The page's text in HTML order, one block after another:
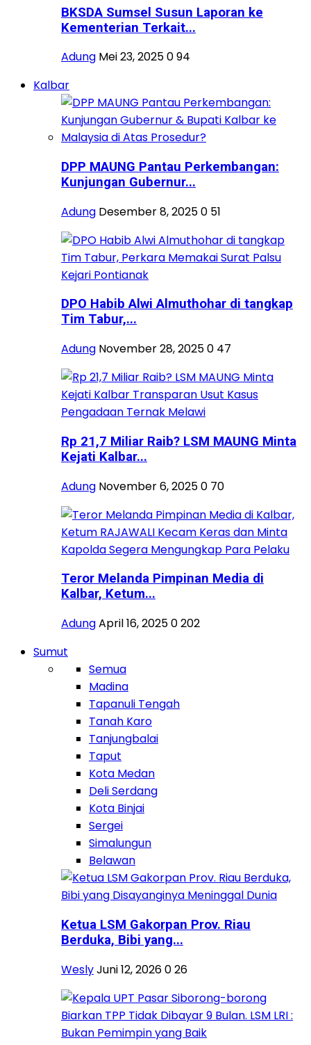
BKSDA Sumsel Susun Laporan ke
Kementerian Terkait...
Adung Mei 23, 2025094
Kalbar
DPP MAUNG Pantau Perkembangan:
Kunjungan Gubernur...
Adung Desember 8, 20250 51
DPO Habib Alwi Almuthohar di tangkap
Tim Tabur,...
Adung November 28, 20250 47
Rp 21,7 Miliar Raib? LSM MAUNG Minta
Kejati Kalbar...
Adung November 6, 20250 70
Teror Melanda Pimpinan Media di
Kalbar, Ketum...
AdungApril 16, 20250202
Sumut
Semua
Madina
Tapanuli Tengah
Tanah Karo
Tanjungbalai
Taput
Kota Medan
Deli Serdang
Kota Binjai
Sergei
Simalungun
Belawan
Ketua LSM Gakorpan Prov. Riau
Berduka, Bibi yang...
WeslyJuni 12, 2026026